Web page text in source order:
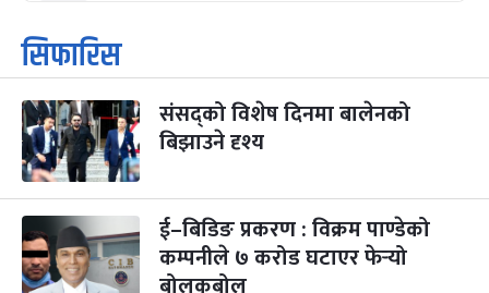
१
आइत
कार्तिक सङ्क्रान्ति
कार्तिक १, २०८३
३
मंगल
महानवमी
कार्तिक ३, २०८३-Oct 20, 2026
२ महिना बाँकी
४
बुध कार्तिक ४, २०८३ -Oct 21, 2026
५ पापा‌ङ्कुशा एकादशी व्रत
Oct 22, 2026
२ महिना बाँकी
सिफारिस
संसद्को विशेष दिनमा बालेनको
बिझाउने दृश्य
ई–बिडिङ प्रकरण : विक्रम पाण्डेको
कम्पनीले ७ करोड घटाएर फेर्‍यो